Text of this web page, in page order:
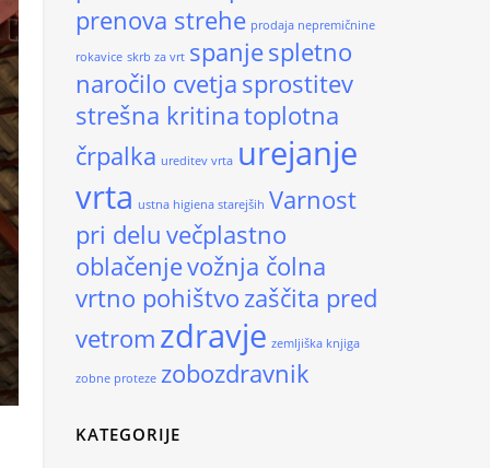
prenova strehe prodaja nepremičnine
rokavice skrb za vrt spanjespletno
naročilo cvetja sprostitev
strešna kritinatoplotna
črpalka ureditev vrta urejanje
vrta ustna higiena starejših Varnost
pri delu večplastno
oblačenjevožnja čolna
vrtno pohištvo zaščita pred
vetrom zdravje zemljiška knjiga
zobne proteze zobozdravnik
KATEGORIJE